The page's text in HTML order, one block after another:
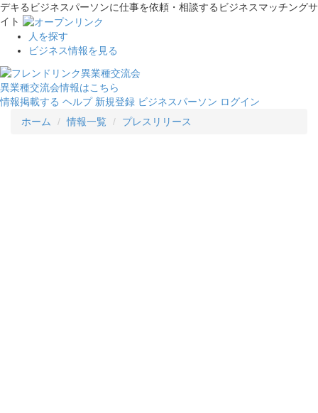
デキるビジネスパーソンに仕事を依頼・相談するビジネスマッチングサ
イト
人を探す
ビジネス情報を見る
異業種交流会情報はこちら
情報掲載する ヘルプ 新規登録 ビジネスパーソン ログイン
ホーム
情報一覧 プレスリリース